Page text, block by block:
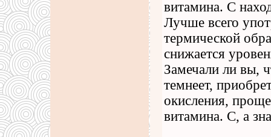
витамина. С
Лучше всего
термической
снижается
Замечали ли вы,
темнеет,
окисления,
витамина. С, а